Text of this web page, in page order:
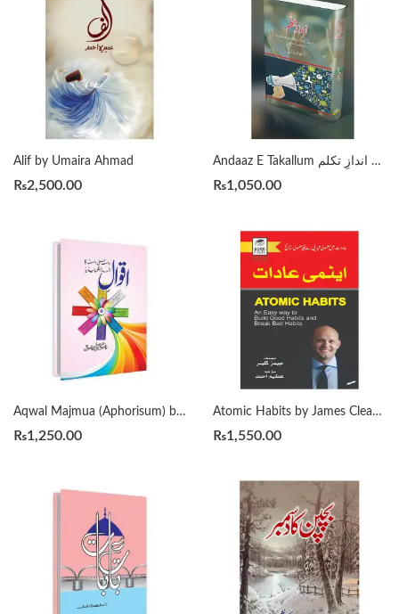
Alif by Umaira Ahmad
₨2,500.00
Andaaz E Takallum اﻧﺪﺍﺯِ ﺗﮑﻠﻢ by M S Saqib
₨1,050.00
Aqwal Majmua (Aphorisum) by Wasif Ali Wasif
₨1,250.00
Atomic Habits by James Clear / ایٹمی عادات مترجم عظیم احمد
₨1,550.00